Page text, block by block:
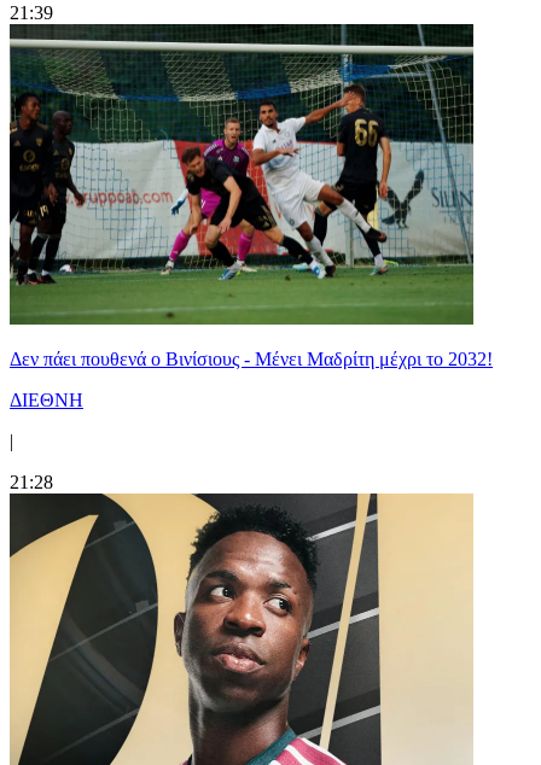
21:39
Δεν πάει πουθενά ο Βινίσιους - Μένει Μαδρίτη μέχρι το 2032!
ΔΙΕΘΝΗ
|
21:28